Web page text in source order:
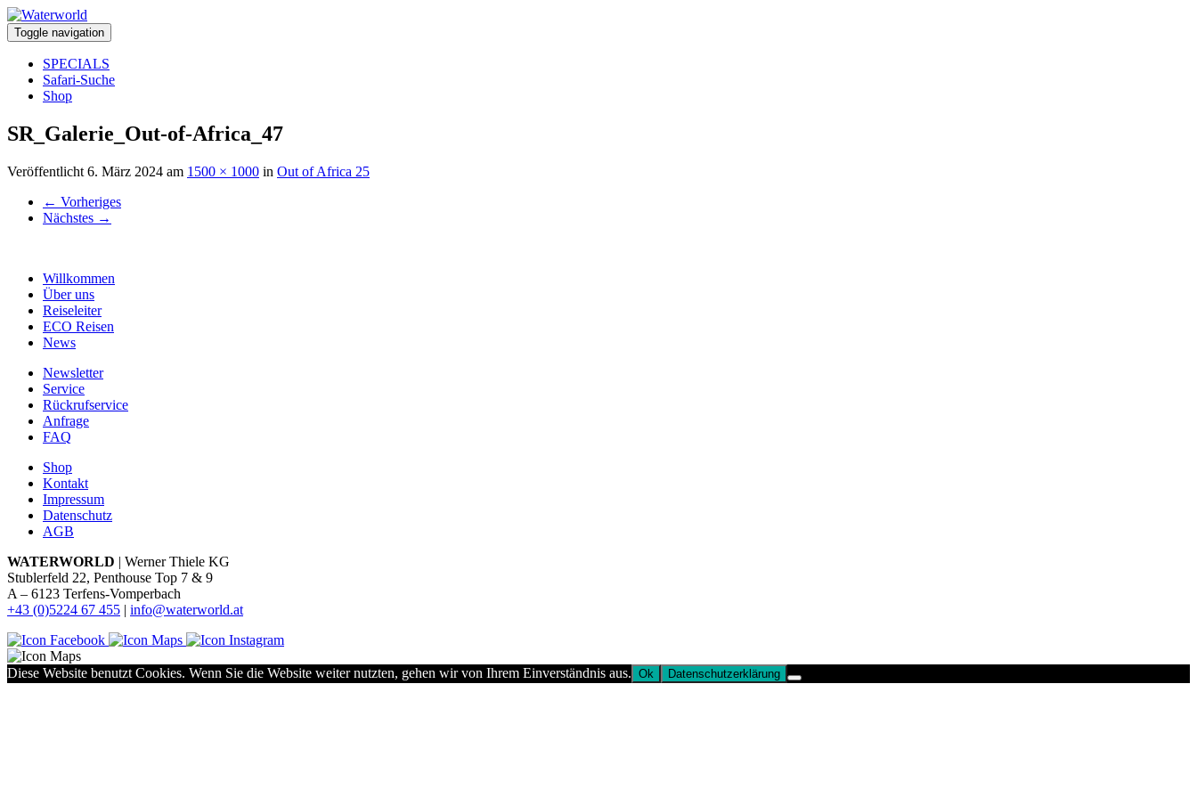
Toggle navigation
SPECIALS
Safari-Suche
Shop
SR_Galerie_Out-of-Africa_47
Veröffentlicht 6. März 2024 am 1500 × 1000 in Out of Africa 25
← Vorheriges
Nächstes →
Willkommen
Über uns
Reiseleiter
ECO Reisen
News
Newsletter
Service
Rückrufservice
Anfrage
FAQ
Shop
Kontakt
Impressum
Datenschutz
AGB
WATERWORLD | Werner Thiele KG
Stublerfeld 22, Penthouse Top 7 & 9
A – 6123 Terfens-Vomperbach
+43 (0)5224 67 455 | info@waterworld.at
Diese Website benutzt Cookies. Wenn Sie die Website weiter nutzten, gehen wir von Ihrem Einverständnis aus. Ok Datenschutzerklärung